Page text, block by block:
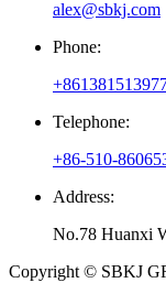
alex@sbkj.com
Phone:
Telephone:
+86-510-
Address:
No.78 Huanxi
Copyright © SBKJ